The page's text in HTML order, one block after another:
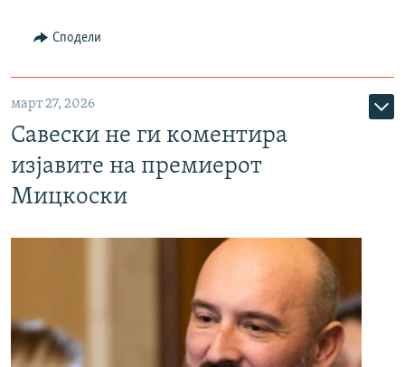
Сподели
март 27, 2026
Савески не ги коментира
изјавите на премиерот
Мицкоски